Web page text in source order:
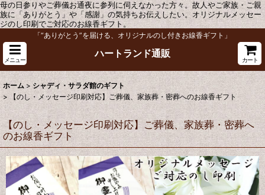
母の日参りやご葬儀お通夜に参列に伺えなかった方々。故人やご家族・ご親
族に「ありがとう」や「感謝」の気持ちお伝えしたい。オリジナルメッセー
ジのし印刷でご対応のお線香ギフト。
「“ありがとう”を届ける、オリジナルのし付きお線香ギフト」
メニュー
ハートランド通販
カート
ホーム > シャディ・サラダ館のギフト
>
【のし・メッセージ印刷対応】ご葬儀、家族葬・密葬へのお線香ギフト
【のし・メッセージ印刷対応】ご葬儀、家族葬・密葬へ
のお線香ギフト